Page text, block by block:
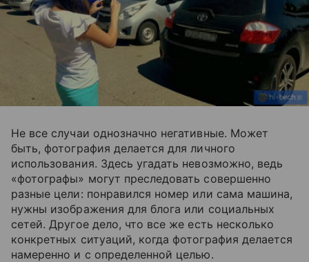
Не все случаи однозначно негативные. Может
быть, фотография делается для личного
использования. Здесь угадать невозможно, ведь
«фотографы» могут преследовать совершенно
разные цели: понравился номер или сама машина,
нужны изображения для блога или социальных
сетей. Другое дело, что все же есть несколько
конкретных ситуаций, когда фотография делается
намеренно и с определенной целью.